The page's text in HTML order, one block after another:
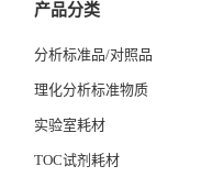
产品分类
分析标准品/对照品
理化分析标准物质
实验室耗材
TOC试剂耗材